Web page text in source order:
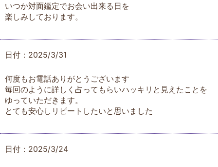
いつか対面鑑定でお会い出来る日を
楽しみしております。
日付：2025/3/31
何度もお電話ありがとうございます
毎回のように詳しく占ってもらいハッキリと見えたことを
ゆっていただきます。
とても安心しリピートしたいと思いました
日付：2025/3/24